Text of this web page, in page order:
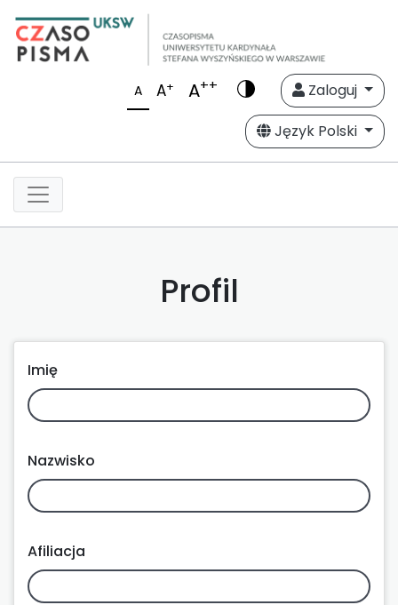
A A+ A++
Zaloguj
Język Polski
Profil
Imię
Nazwisko
Afiliacja